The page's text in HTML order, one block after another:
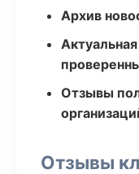
Архив
Отзывы
Отзывы